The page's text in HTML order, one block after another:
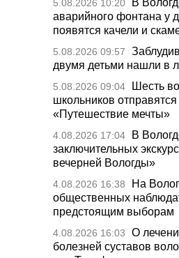
5.08.2026 10:20
В
аварийного фонтана у
появятся качели и
5.08.2026 09:57
двумя детьми нашли в
5.08.2026 09:04
Шесть
школьников отправятся
«Путешествие мечты»
4.08.2026 17:04
В
заключительных
вечерней Вологды»
4.08.2026 16:38
На
общественных
предстоящим выборам
4.08.2026 16:03
О
болезней суставов